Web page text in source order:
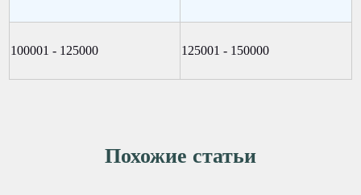
100001 - 125000 125001 - 150000
Похожие статьи